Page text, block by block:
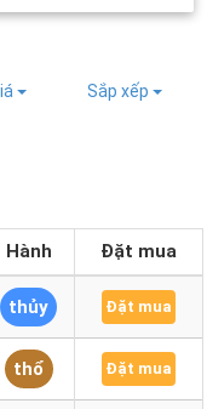
Sắp xếp
Hành Đặt mua
thủy Đặt mua
thổ Đặt mua